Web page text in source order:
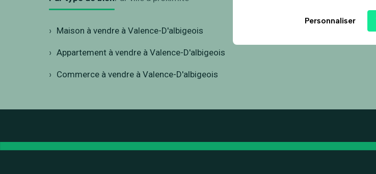
Maison à vendre à Valence-D'albigeois
Appartement à vendre à Valence-D'albigeois
Commerce à vendre à Valence-D'albigeois
Personnaliser